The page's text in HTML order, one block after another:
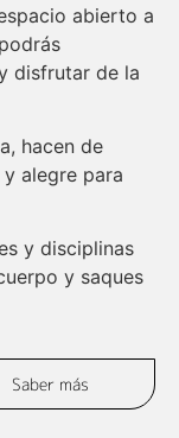
abierto a
disfrutar de la
hacen de
alegre para
y disciplinas
y saques
Saber más